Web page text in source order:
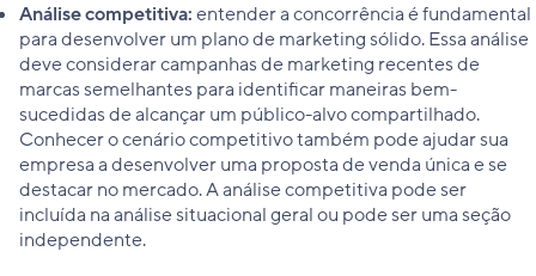
Análise competitiva:entender a concorrência é fundamental
para desenvolver um plano de marketing sólido. Essa análise
deve considerar campanhas de marketing recentes de
marcas semelhantes para identificar maneiras bem-
sucedidas de alcançar um público-alvo compartilhado.
Conhecer o cenário competitivo também pode ajudar sua
empresa a desenvolver uma proposta de venda única e se
destacar no mercado. A análise competitiva pode ser
incluída na análise situacional geral ou pode ser uma seção
independente.